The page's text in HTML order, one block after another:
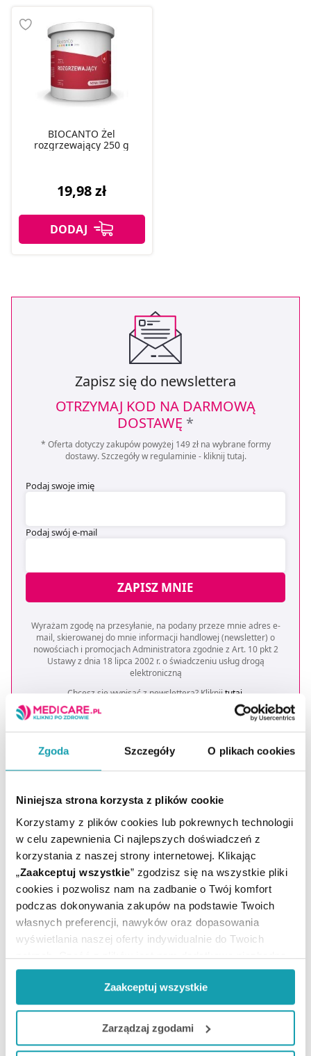
Zgoda Szczegóły O plikach cookies
Niniejsza strona korzysta z plików cookie
Korzystamy z plików cookies lub pokrewnych technologii
w celu zapewnienia Ci najlepszych doświadczeń z
korzystania z naszej strony internetowej. Klikając
„Zaakceptuj wszystkie” zgodzisz się na wszystkie pliki
cookies i pozwolisz nam na zadbanie o Twój komfort
podczas dokonywania zakupów na podstawie Twoich
własnych preferencji, nawyków oraz dopasowania
wyświetlania naszej oferty indywidualnie do Twoich
potrzeb. Część z plików jest nam dodatkowo niezbędna
do prawidłowego działania Portalu oraz jego
funkcjonalności. W zależności od funkcji, dane o tym jak
korzystasz z naszej witryny będą również przekazywane
do naszych Partnerów marketingowych i analitycznych.
Zaakceptuj wszystkie
Zarządzaj zgodami
BIOCANTO Żel
rozgrzewający 250 g
19,98 zł
Zapisz się do newslettera
OTRZYMAJ KOD NA DARMOWĄ
DOSTAWĘ *
* Oferta dotyczy zakupów powyżej 149 zł na wybrane formy
dostawy. Szczegóły w regulaminie - kliknij tutaj.
Podaj swoje imię
Podaj swój e-mail
ZAPISZ MNIE
Wyrażam zgodę na przesyłanie, na podany przeze mnie adres e-
mail, skierowanej do mnie informacji handlowej (newsletter) o
nowościach i promocjach Administratora zgodnie z Art. 10 pkt 2
Ustawy z dnia 18 lipca 2002 r. o świadczeniu usług drogą
elektroniczną
Chcesz się wypisać z newslettera? Kliknijtutaj.
POTRZEBUJESZ PORADY MEDYCZNEJ?
UMÓW E-WIZYTĘ
BĄDŹMY W KONTAKCIE
Biuro Obsługi Klienta
pon.-pt.8:00 - 21:00